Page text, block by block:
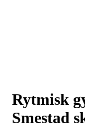
Rytmisk
Smestad